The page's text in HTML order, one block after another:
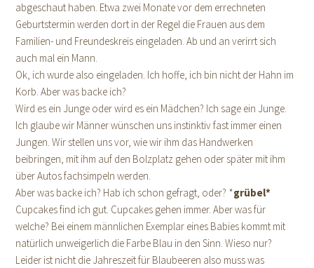
abgeschaut haben. Etwa zwei Monate vor dem errechneten
Geburtstermin werden dort in der Regel die Frauen aus dem
Familien- und Freundeskreis eingeladen. Ab und an verirrt sich
auch mal ein Mann.
Ok, ich wurde also eingeladen. Ich hoffe, ich bin nicht der Hahn im
Korb. Aber was backe ich?
Wird es ein Junge oder wird es ein Mädchen? Ich sage ein Junge.
Ich glaube wir Männer wünschen uns instinktiv fast immer einen
Jungen. Wir stellen uns vor, wie wir ihm das Handwerken
beibringen, mit ihm auf den Bolzplatz gehen oder später mit ihm
über Autos fachsimpeln werden.
Aber was backe ich? Hab ich schon gefragt, oder? *grübel*
Cupcakes find ich gut. Cupcakes gehen immer. Aber was für
welche? Bei einem männlichen Exemplar eines Babies kommt mit
natürlich unweigerlich die Farbe Blau in den Sinn. Wieso nur?
Leider ist nicht die Jahreszeit für Blaubeeren also muss was